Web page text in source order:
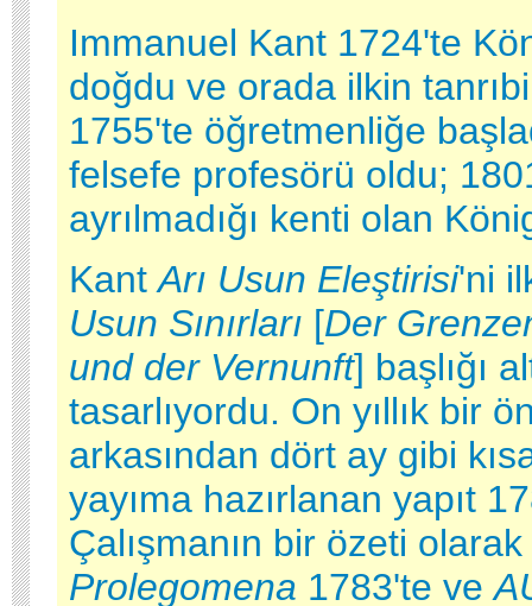
Immanuel Kant 1724'te
doğdu ve orada ilkin
1755'te öğretmenliğe
felsefe profesörü oldu;
ayrılmadığı kenti olan
KantArı Usun Eleştirisi'ni
Usun Sınırları [Der
und der Vernunft] başlığı
tasarlıyordu. On yıllık bir
arkasından dört ay gibi
yayıma hazırlanan yapıt
Çalışmanın bir özeti olarak
Prolegomena 1783'te ve